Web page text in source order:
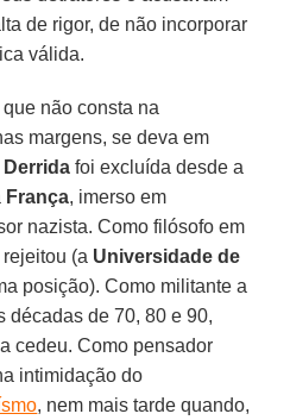
de rigor, de não incorporar
válida.
não consta na
margens, se deva em
Derrida foi excluída desde a
França, imerso em
nazista. Como filósofo em
(a Universidade de
posição). Como militante a
décadas de 70, 80 e 90,
cedeu. Como pensador
intimidação do
, nem mais tarde quando,